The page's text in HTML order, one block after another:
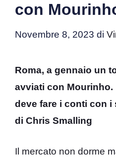
con
Novembre 8, 2023 di
Roma, a gennaio un
avviati con
deve fare i conti con
di Chris Smalling
Il mercato non dorme